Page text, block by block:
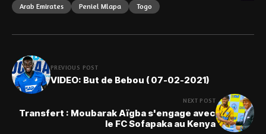
Arab Emirates Peniel Mlapa Togo
PREVIOUS POST
VIDEO: But de Bebou ( 07-02-2021)
NEXT POST
Transfert : Moubarak Aïgba s'engage avec
le FC Sofapaka au Kenya